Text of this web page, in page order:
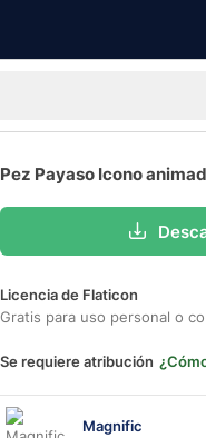
Pez Payaso Icono
Licencia de Flaticon
Gratis para uso personal o
Se requiere atribución
Magnific